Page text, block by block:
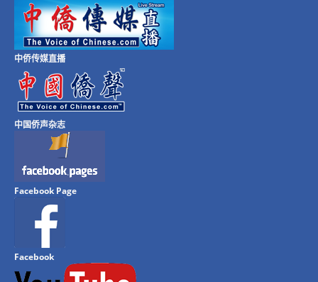
中侨传媒直播
中国侨声杂志
Facebook Page
Facebook